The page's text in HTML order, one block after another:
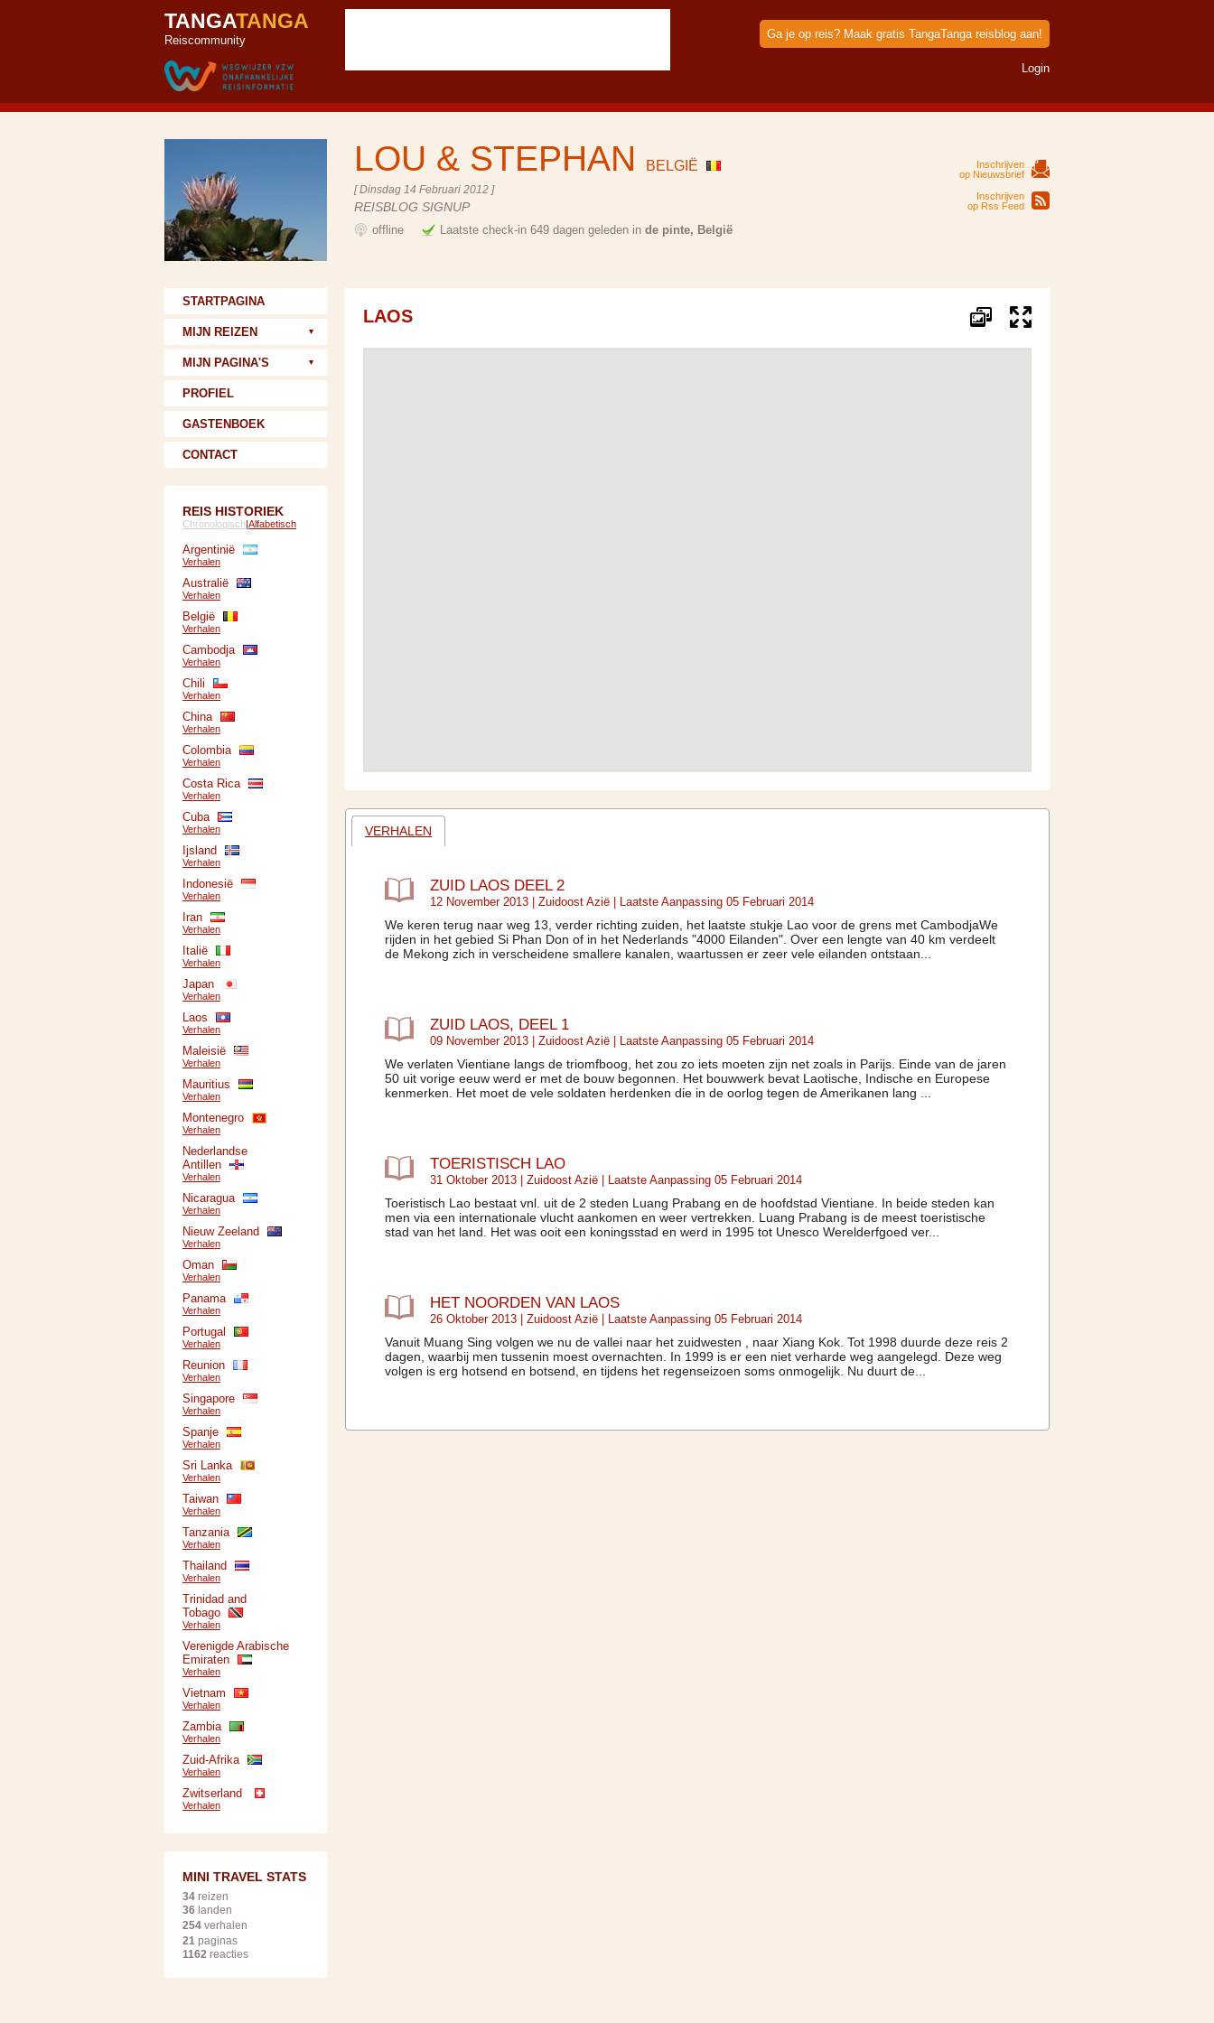
TANGATANGA
Reiscommunity Ga je op reis? Maak gratis TangaTanga reisblog aan!
Login
LOU & STEPHAN BELGIË
[ Dinsdag 14 Februari 2012 ]
REISBLOG SIGNUP
offline Laatste check-in 649 dagen geleden in de pinte, België
Inschrijven
op Nieuwsbrief
Inschrijven
op Rss Feed
LAOS
VERHALEN
ZUID LAOS DEEL 2
12 November 2013 | Zuidoost Azië| Laatste Aanpassing 05 Februari 2014
We keren terug naar weg 13, verder richting zuiden, het laatste stukje Lao voor de grens met CambodjaWe
rijden in het gebied Si Phan Don of in het Nederlands "4000 Eilanden". Over een lengte van 40 km verdeelt
de Mekong zich in verscheidene smallere kanalen, waartussen er zeer vele eilanden ontstaan...
ZUID LAOS, DEEL 1
09 November 2013 | Zuidoost Azië| Laatste Aanpassing 05 Februari 2014
We verlaten Vientiane langs de triomfboog, het zou zo iets moeten zijn net zoals in Parijs. Einde van de jaren
50 uit vorige eeuw werd er met de bouw begonnen. Het bouwwerk bevat Laotische, Indische en Europese
kenmerken. Het moet de vele soldaten herdenken die in de oorlog tegen de Amerikanen lang ...
TOERISTISCH LAO
31 Oktober 2013 | Zuidoost Azië| Laatste Aanpassing 05 Februari 2014
Toeristisch Lao bestaat vnl. uit de 2 steden Luang Prabang en de hoofdstad Vientiane. In beide steden kan
men via een internationale vlucht aankomen en weer vertrekken. Luang Prabang is de meest toeristische
stad van het land. Het was ooit een koningsstad en werd in 1995 tot Unesco Werelderfgoed ver...
HET NOORDEN VAN LAOS
26 Oktober 2013 | Zuidoost Azië| Laatste Aanpassing 05 Februari 2014
Vanuit Muang Sing volgen we nu de vallei naar het zuidwesten , naar Xiang Kok. Tot 1998 duurde deze reis 2
dagen, waarbij men tussenin moest overnachten. In 1999 is er een niet verharde weg aangelegd. Deze weg
volgen is erg hotsend en botsend, en tijdens het regenseizoen soms onmogelijk. Nu duurt de...
STARTPAGINA
MIJN REIZEN
MIJN PAGINA'S
PROFIEL
GASTENBOEK
CONTACT
REIS HISTORIEK
Chronologisch|Alfabetisch
Argentinië
Verhalen
Australië
Verhalen
België
Verhalen
Cambodja
Verhalen
Chili
Verhalen
China
Verhalen
Colombia
Verhalen
Costa Rica
Verhalen
Cuba
Verhalen
Ijsland
Verhalen
Indonesië
Verhalen
Iran
Verhalen
Italië
Verhalen
Japan
Verhalen
Laos
Verhalen
Maleisië
Verhalen
Mauritius
Verhalen
Montenegro
Verhalen
Nederlandse
Antillen
Verhalen
Nicaragua
Verhalen
Nieuw Zeeland
Verhalen
Oman
Verhalen
Panama
Verhalen
Portugal
Verhalen
Reunion
Verhalen
Singapore
Verhalen
Spanje
Verhalen
Sri Lanka
Verhalen
Taiwan
Verhalen
Tanzania
Verhalen
Thailand
Verhalen
Trinidad and
Tobago
Verhalen
Verenigde Arabische
Emiraten
Verhalen
Vietnam
Verhalen
Zambia
Verhalen
Zuid-Afrika
Verhalen
Zwitserland
Verhalen
MINI TRAVEL STATS
34 reizen
36 landen
254 verhalen
21 paginas
1162 reacties